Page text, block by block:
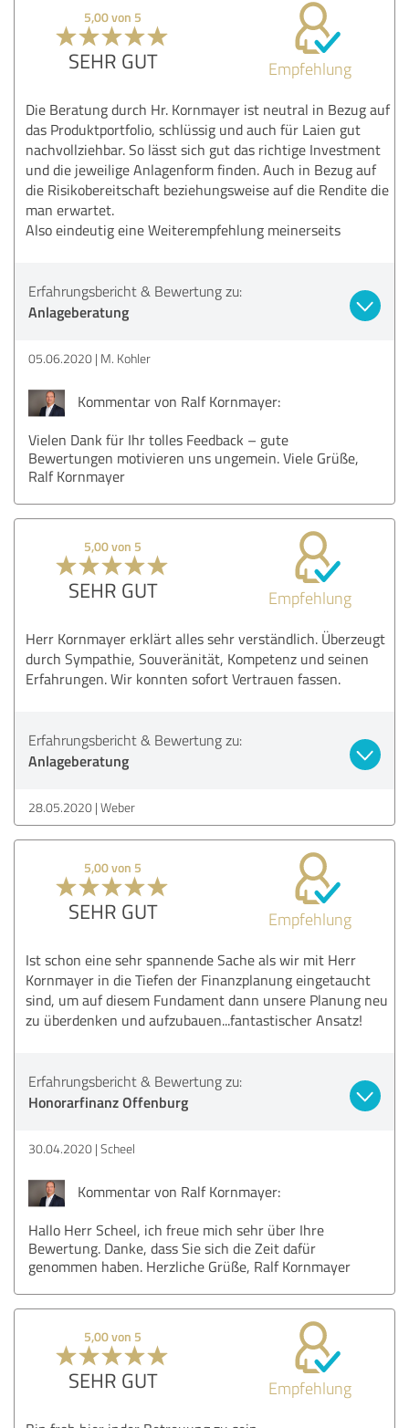
5,00 von 5
SEHR GUT Empfehlung
Die Beratung durch Hr. Kornmayer ist neutral in Bezug auf
das Produktportfolio, schlüssig und auch für Laien gut
nachvollziehbar. So lässt sich gut das richtige Investment
und die jeweilige Anlagenform finden. Auch in Bezug auf
die Risikobereitschaft beziehungsweise auf die Rendite die
man erwartet.
Also eindeutig eine Weiterempfehlung meinerseits
Erfahrungsbericht & Bewertung zu:
Anlageberatung
05.06.2020 M. Kohler
Kommentar von Ralf Kornmayer:
Vielen Dank für Ihr tolles Feedback – gute
Bewertungen motivieren uns ungemein. Viele Grüße,
Ralf Kornmayer
5,00 von 5
SEHR GUT Empfehlung
Herr Kornmayer erklärt alles sehr verständlich. Überzeugt
durch Sympathie, Souveränität, Kompetenz und seinen
Erfahrungen. Wir konnten sofort Vertrauen fassen.
Erfahrungsbericht & Bewertung zu:
Anlageberatung
28.05.2020 Weber
5,00 von 5
SEHR GUT Empfehlung
Ist schon eine sehr spannende Sache als wir mit Herr
Kornmayer in die Tiefen der Finanzplanung eingetaucht
sind, um auf diesem Fundament dann unsere Planung neu
zu überdenken und aufzubauen...fantastischer Ansatz!
Erfahrungsbericht & Bewertung zu:
Honorarfinanz Offenburg
30.04.2020 Scheel
Kommentar von Ralf Kornmayer:
Hallo Herr Scheel, ich freue mich sehr über Ihre
Bewertung. Danke, dass Sie sich die Zeit dafür
genommen haben. Herzliche Grüße, Ralf Kornmayer
5,00 von 5
SEHR GUT Empfehlung